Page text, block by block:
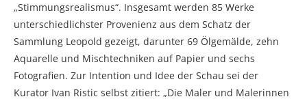
„Stimmungsrealismus“. Insgesamt werden 85 Werke
unterschiedlichster Provenienz aus dem Schatz der
Sammlung Leopold gezeigt, darunter 69 Ölgemälde, zehn
Aquarelle und Mischtechniken auf Papier und sechs
Fotografien. Zur Intention und Idee der Schau sei der
Kurator Ivan Ristic selbst zitiert: „Die Maler und Malerinnen